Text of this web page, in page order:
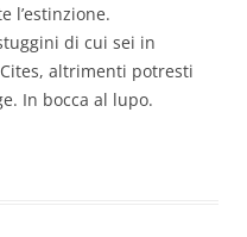
l’estinzione.
di cui sei in
altrimenti potresti
In bocca al lupo.